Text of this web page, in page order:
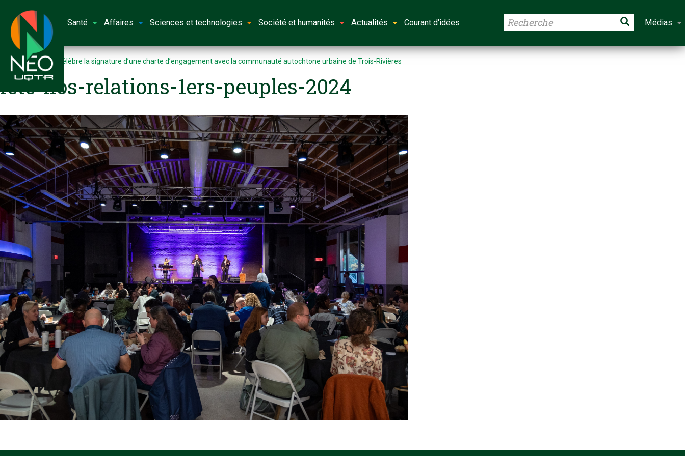
Santé Affaires Sciences et technologies Société et humanités Actualités Courant d'idées Médias
Accueil L’UQTR célèbre la signature d’une charte d’engagement avec la communauté autochtone urbaine de Trois-Rivières
fete-nos-relations-1ers-peuples-2024